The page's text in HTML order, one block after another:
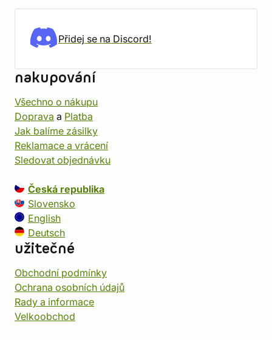
Přidej se na Discord!
nakupování
Všechno o nákupu
Doprava a Platba
Jak balíme zásilky
Reklamace a vrácení
Sledovat objednávku
Česká republika
Slovensko
English
Deutsch
užitečné
Obchodní podmínky
Ochrana osobních údajů
Rady a informace
Velkoobchod